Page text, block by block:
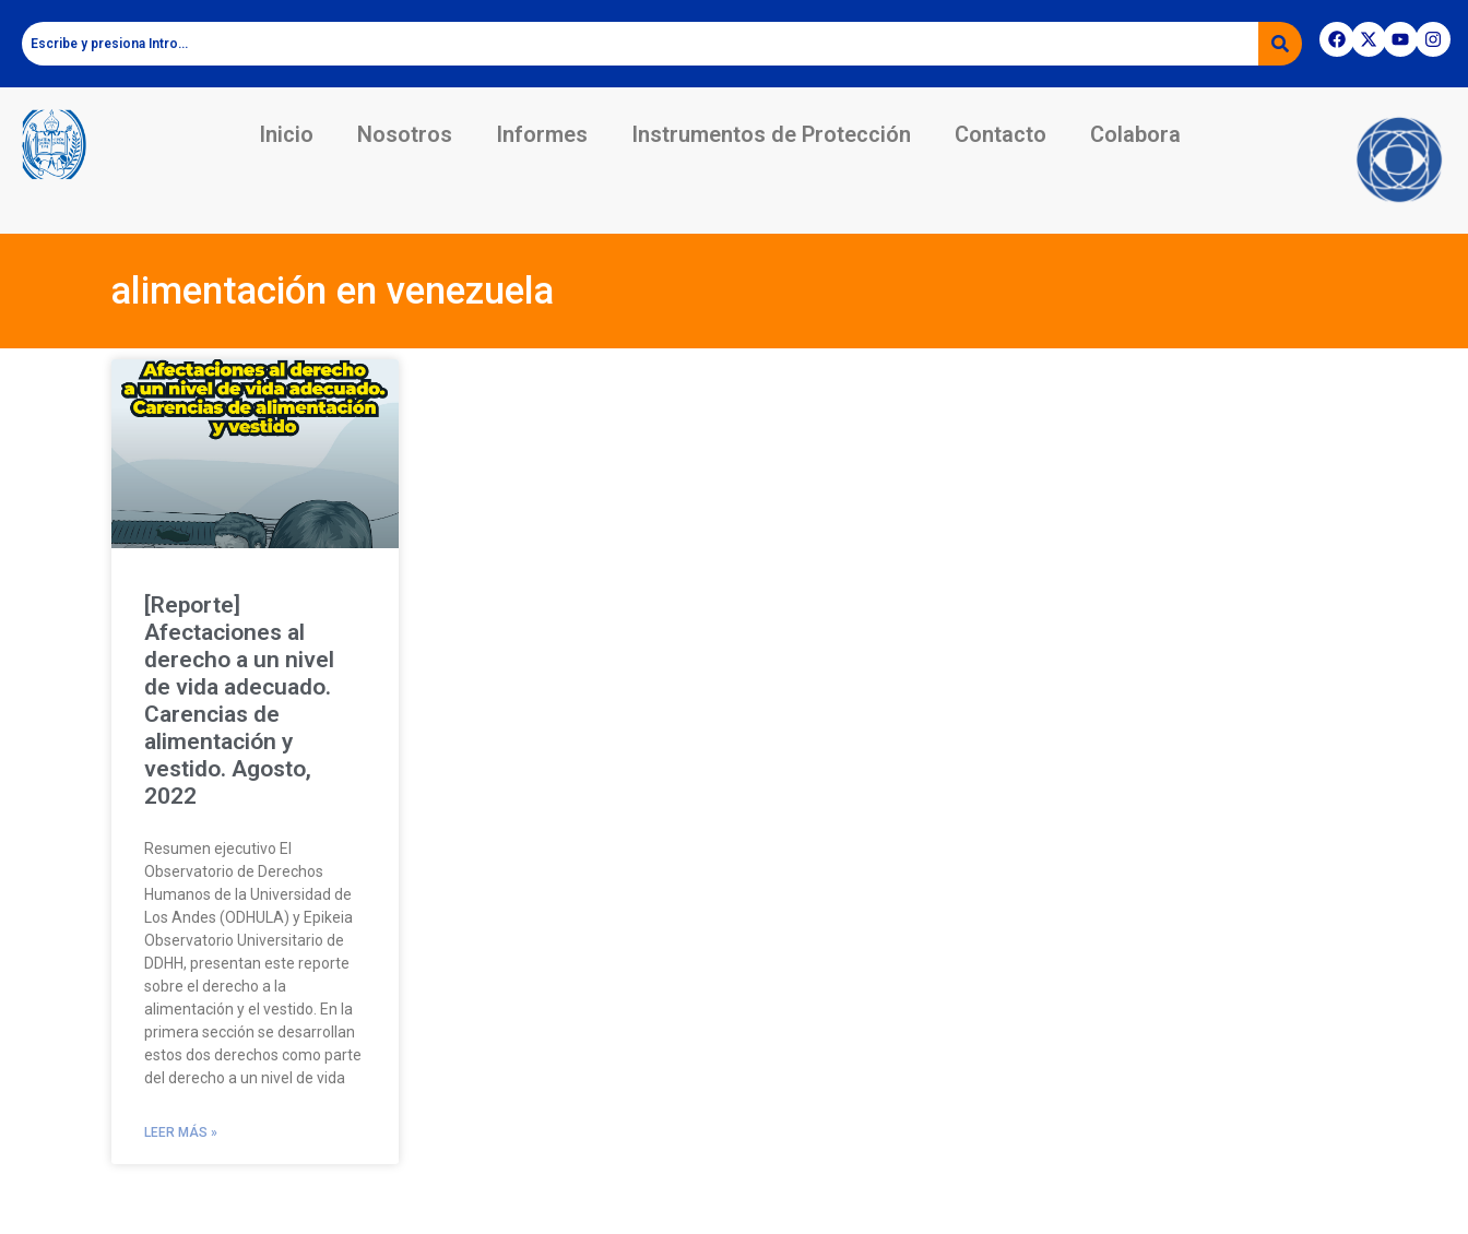
Inicio Nosotros Informes Instrumentos de Protección Contacto Colabora
alimentación en venezuela
[Reporte]
Afectaciones al
derecho a un nivel
de vida adecuado.
Carencias de
alimentación y
vestido. Agosto,
2022
Resumen ejecutivo El
Observatorio de Derechos
Humanos de la Universidad de
Los Andes (ODHULA) y Epikeia
Observatorio Universitario de
DDHH, presentan este reporte
sobre el derecho a la
alimentación y el vestido. En la
primera sección se desarrollan
estos dos derechos como parte
del derecho a un nivel de vida
LEER MÁS »